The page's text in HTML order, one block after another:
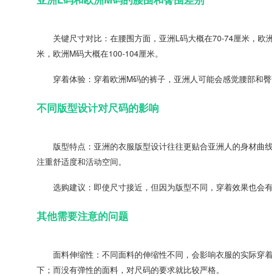
关键尺寸对比：在腰围方面，亚洲L码大概在70-74厘米，欧
米，欧洲M码大概在100-104厘米。
穿着体验：穿着欧洲M码的裤子，亚洲人可能会感觉腰部和臀
不同版型设计对尺码的影响
版型特点：亚洲的衣服版型设计往往更贴合亚洲人的身材曲
注重舒适度和活动空间。
选购建议：即使尺寸接近，但因为版型不同，穿着效果也会有
其他需要注意的问题
面料伸缩性：不同面料的伸缩性不同，会影响衣服的实际穿
下；而没有弹性的面料，对尺码的要求就比较严格。